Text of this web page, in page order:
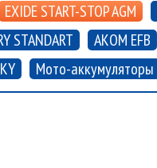
EXIDE START-STOP AGM
STANDART АКОМ EFB
Мото-аккумуляторы